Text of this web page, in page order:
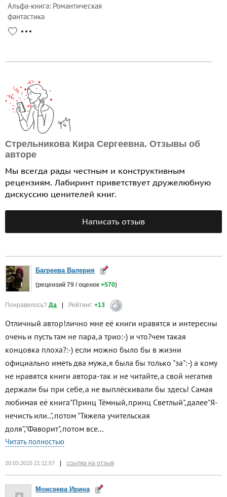
Альфа-книга: Романтическая
фантастика
Стрельникова Кира Сергеевна. Отзывы об
авторе
Мы всегда рады честным и конструктивным
рецензиям. Лабиринт приветствует дружелюбную
дискуссию ценителей книг.
Написать отзыв
Багреева Валерия
(рецензий 79 / оценок +570)
Понравилось? Да Рейтинг: +13
Отличный автор!лично мне её книги нравятся и интересны
очень и пусть там не пара,а трио:-) и что?чем такая
концовка плоха?:-) если можно было бы в жизни
официально иметь два мужа,я была бы только "за":-) а кому
не нравятся книги автора-так и не читайте,а свой негатив
держали бы при себе,а не выплёскивали бы здесь! Самая
любимая её книга"Принц Тёмный,принц Светлый",далее"Я-
нечисть или..",потом "Тяжела учительская
доля","Фаворит",потом все...
Читать полностью
20.03.2015 21:11:57 | ссылка на отзыв
Моисеева Ирина